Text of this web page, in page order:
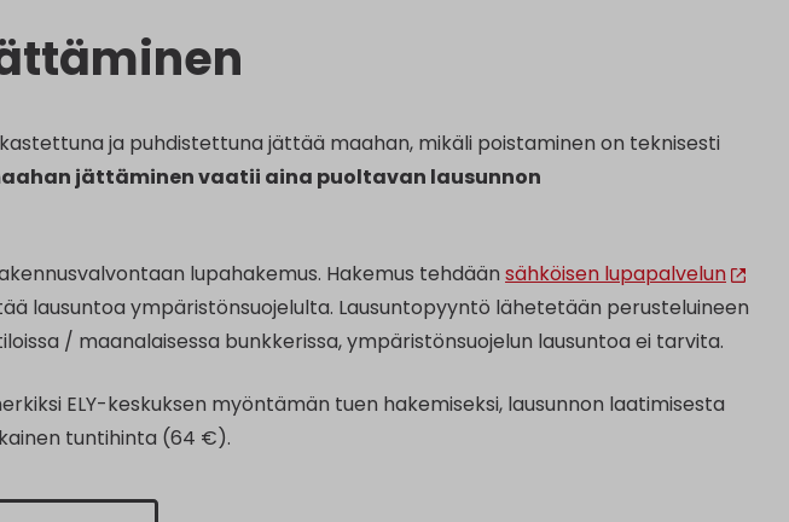
ja puhdistettuna jättää maahan, mikäli poistaminen on teknisesti
jättäminen vaatii aina puoltavan lausunnon
lupahakemus. Hakemus tehdäänsähköisen lupapalvelun
lausuntoa ympäristönsuojelulta. Lausuntopyyntö lähetetään perusteluineen
/ maanalaisessa bunkkerissa, ympäristönsuojelun lausuntoa ei tarvita.
ELY-keskuksen myöntämän tuen hakemiseksi, lausunnon laatimisesta
tuntihinta (64 €).